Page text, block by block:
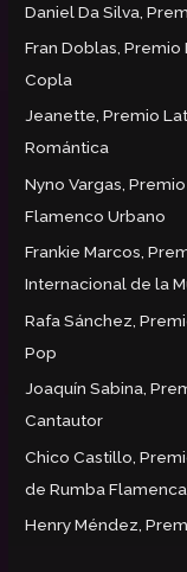
p
o
r
:
Daniel Da Silva,
Fran Doblas,
Copla
Jeanette, Premio
Romántica
Nyno Vargas,
Flamenco Urbano
Frankie Marcos,
Internacional de la
Rafa Sánchez,
Pop
Joaquín Sabina,
Cantautor
Chico Castillo,
de Rumba Flamenca
Henry Méndez,